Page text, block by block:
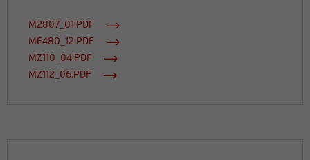
M2807_01.PDF
ME480_12.PDF
MZ110_04.PDF
MZ112_06.PDF